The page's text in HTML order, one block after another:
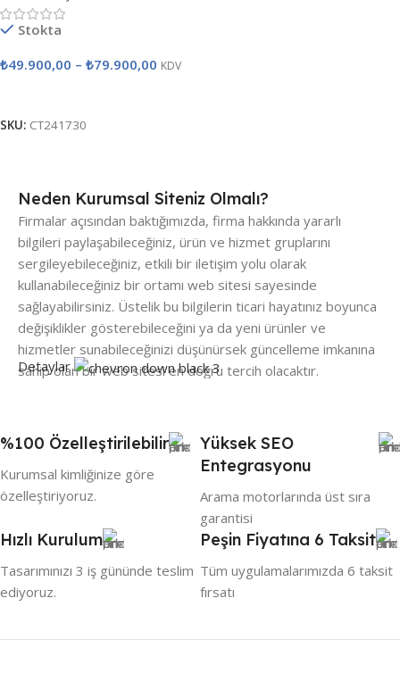
Stokta
₺49.900,00 – ₺79.900,00 KDV
SKU: CT241730
Neden Kurumsal Siteniz Olmalı?
Firmalar açısından baktığımızda, firma hakkında yararlı
bilgileri paylaşabileceğiniz, ürün ve hizmet gruplarını
sergileyebileceğiniz, etkili bir iletişim yolu olarak
kullanabileceğiniz bir ortamı web sitesi sayesinde
sağlayabilirsiniz. Üstelik bu bilgilerin ticari hayatınız boyunca
değişiklikler gösterebileceğini ya da yeni ürünler ve
hizmetler sunabileceğinizi düşünürsek güncelleme imkanına
sahip olan bir web sitesi en doğru tercih olacaktır.
fırsatları kaybediyorsunuz. Web sitesinin kendisi,
işletmenizin büyümesine yardımcı olmak için birçok farklı
pazarlama stratejisi gerçekleştirmek için kullanılabilir. Bir
işletme sahibi olarak, tüketicilerin nerede olduğunu
bilmelisiniz. Ancak tüketiciler size ulaşamıyorlarsa ne olur?
Bu, işletmeniz için bir web sitesi bulunmaması nedeniyle
Web tasarımlarımız, kurumsal bir firma imajı
Prestijli bir firma sahibi olduğunuzu
Detaylar
%100 Özelleştirilebilir
Kurumsal kimliğinize göre
özelleştiriyoruz.
Yüksek SEO
Entegrasyonu
Arama motorlarında üst sıra
garantisi
Hızlı Kurulum
Tasarımınızı 3 iş gününde teslim
ediyoruz.
Peşin Fiyatına 6 Taksit
Tüm uygulamalarımızda 6 taksit
fırsatı